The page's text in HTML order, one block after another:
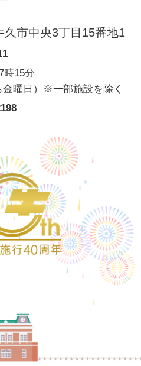
久市中央3丁目15番地1
時15分
金曜日）※一部施設を除く
樽